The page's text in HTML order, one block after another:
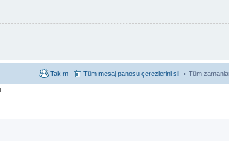
Tüm
Tüm mesaj panosu çerezlerini sil
Takım